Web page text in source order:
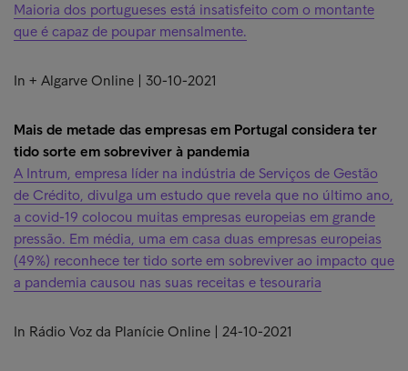
Maioria dos portugueses está insatisfeito com o montante
que é capaz de poupar mensalmente.
In + Algarve Online | 30-10-2021
Mais de metade das empresas em Portugal considera ter
tido sorte em sobreviver à pandemia
A Intrum, empresa líder na indústria de Serviços de Gestão
de Crédito, divulga um estudo que revela que no último ano,
a covid-19 colocou muitas empresas europeias em grande
pressão. Em média, uma em casa duas empresas europeias
(49%) reconhece ter tido sorte em sobreviver ao impacto que
a pandemia causou nas suas receitas e tesouraria
In Rádio Voz da Planície Online | 24-10-2021